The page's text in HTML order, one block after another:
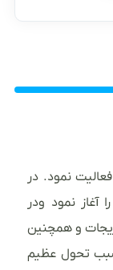
سال 1392 شروع به فعالیت نمود. در
آغاز نمود ودر
و همچنین
سبب تحول عظیم